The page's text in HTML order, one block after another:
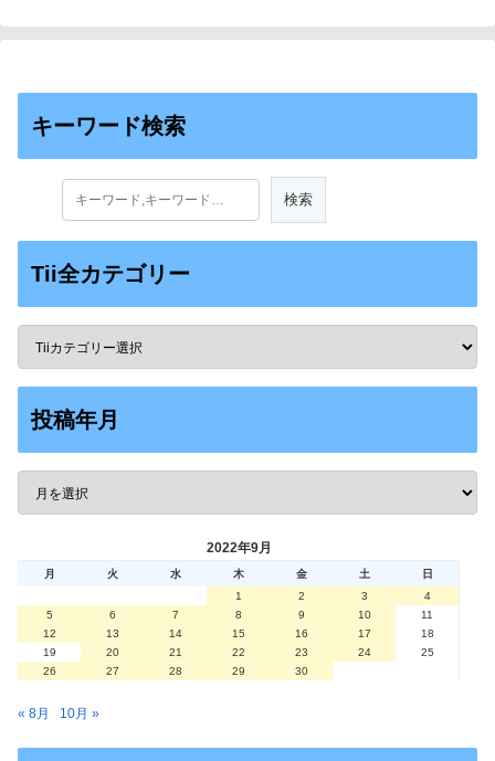
キーワード検索
Tii全カテゴリー
投稿年月
2022年9月
月 火 水 木 金 土
日
1
2 3
4
5
6 7 8 9 10
11
12
13 14 15 16 17
18
19
20 21 22 23 24
25
26
27 28 29 30
« 8月 10月 »